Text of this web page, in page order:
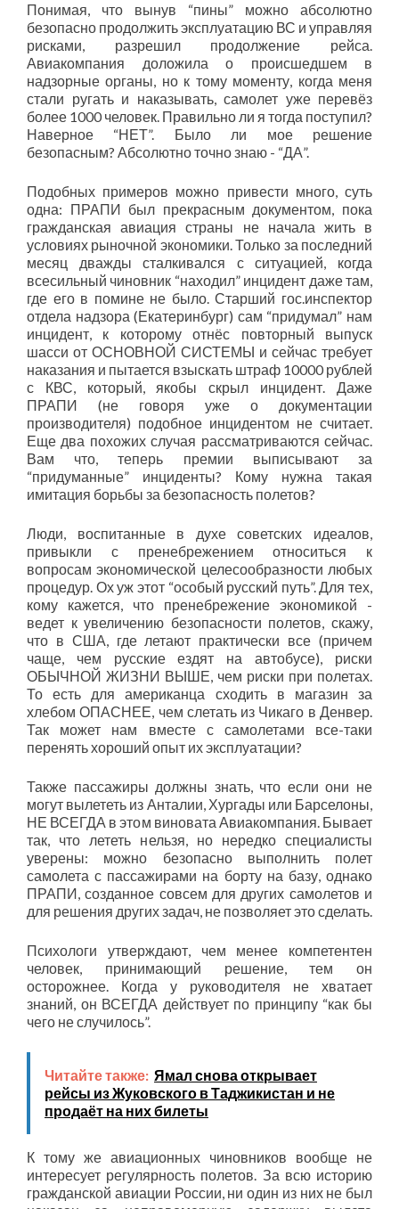
Понимая, что вынув “пины” можно абсолютно
безопасно продолжить эксплуатацию ВС и управляя
рисками, разрешил продолжение рейса.
Авиакомпания доложила о происшедшем в
надзорные органы, но к тому моменту, когда меня
стали ругать и наказывать, самолет уже перевёз
более 1000 человек. Правильно ли я тогда поступил?
Наверное “НЕТ”. Было ли мое решение
безопасным? Абсолютно точно знаю - “ДА”.
Подобных примеров можно привести много, суть
одна: ПРАПИ был прекрасным документом, пока
гражданская авиация страны не начала жить в
условиях рыночной экономики. Только за последний
месяц дважды сталкивался с ситуацией, когда
всесильный чиновник “находил” инцидент даже там,
где его в помине не было. Старший гос.инспектор
отдела надзора (Екатеринбург) сам “придумал” нам
инцидент, к которому отнёс повторный выпуск
шасси от ОСНОВНОЙ СИСТЕМЫ и сейчас требует
наказания и пытается взыскать штраф 10000 рублей
с КВС, который, якобы скрыл инцидент. Даже
ПРАПИ (не говоря уже о документации
производителя) подобное инцидентом не считает.
Еще два похожих случая рассматриваются сейчас.
Вам что, теперь премии выписывают за
“придуманные” инциденты? Кому нужна такая
имитация борьбы за безопасность полетов?
Люди, воспитанные в духе советских идеалов,
привыкли с пренебрежением относиться к
вопросам экономической целесообразности любых
процедур. Ох уж этот “особый русский путь”. Для тех,
кому кажется, что пренебрежение экономикой -
ведет к увеличению безопасности полетов, скажу,
что в США, где летают практически все (причем
чаще, чем русские ездят на автобусе), риски
ОБЫЧНОЙ ЖИЗНИ ВЫШЕ, чем риски при полетах.
То есть для американца сходить в магазин за
хлебом ОПАСНЕЕ, чем слетать из Чикаго в Денвер.
Так может нам вместе с самолетами все-таки
перенять хороший опыт их эксплуатации?
Также пассажиры должны знать, что если они не
могут вылететь из Анталии, Хургады или Барселоны,
НЕ ВСЕГДА в этом виновата Авиакомпания. Бывает
так, что лететь нельзя, но нередко специалисты
уверены: можно безопасно выполнить полет
самолета с пассажирами на борту на базу, однако
ПРАПИ, созданное совсем для других самолетов и
для решения других задач, не позволяет это сделать.
Психологи утверждают, чем менее компетентен
человек, принимающий решение, тем он
осторожнее. Когда у руководителя не хватает
знаний, он ВСЕГДА действует по принципу “как бы
чего не случилось”.
Читайте также: Ямал снова открывает
рейсы из Жуковского в Таджикистан и не
продаёт на них билеты
К тому же авиационных чиновников вообще не
интересует регулярность полетов. За всю историю
гражданской авиации России, ни один из них не был